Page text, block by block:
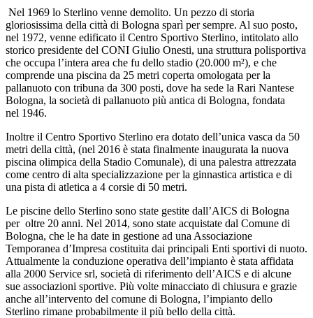
Nel 1969 lo Sterlino venne demolito. Un pezzo di storia
gloriosissima della città di Bologna sparì per sempre. Al suo posto,
nel 1972, venne edificato il Centro Sportivo Sterlino, intitolato allo
storico presidente del CONI Giulio Onesti, una struttura polisportiva
che occupa l’intera area che fu dello stadio (20.000 m²), e che
comprende una piscina da 25 metri coperta omologata per la
pallanuoto con tribuna da 300 posti, dove ha sede la Rari Nantese
Bologna, la società di pallanuoto più antica di Bologna, fondata
nel 1946.
Inoltre il Centro Sportivo Sterlino era dotato dell’unica vasca da 50
metri della città, (nel 2016 è stata finalmente inaugurata la nuova
piscina olimpica della Stadio Comunale), di una palestra attrezzata
come centro di alta specializzazione per la ginnastica artistica e di
una pista di atletica a 4 corsie di 50 metri.
Le piscine dello Sterlino sono state gestite dall’AICS di Bologna
per oltre 20 anni. Nel 2014, sono state acquistate dal Comune di
Bologna, che le ha date in gestione ad una Associazione
Temporanea d’Impresa costituita dai principali Enti sportivi di nuoto.
Attualmente la conduzione operativa dell’impianto è stata affidata
alla 2000 Service srl, società di riferimento dell’AICS e di alcune
sue associazioni sportive. Più volte minacciato di chiusura e grazie
anche all’intervento del comune di Bologna, l’impianto dello
Sterlino rimane probabilmente il più bello della città.